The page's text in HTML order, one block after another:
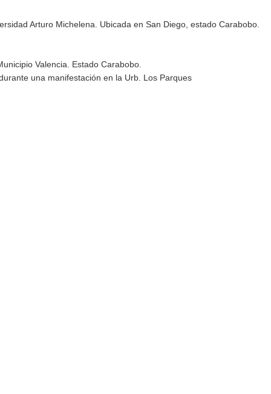
Arturo Michelena. Ubicada en San Diego, estado Carabobo.
Valencia. Estado Carabobo.
una manifestación en la Urb. Los Parques